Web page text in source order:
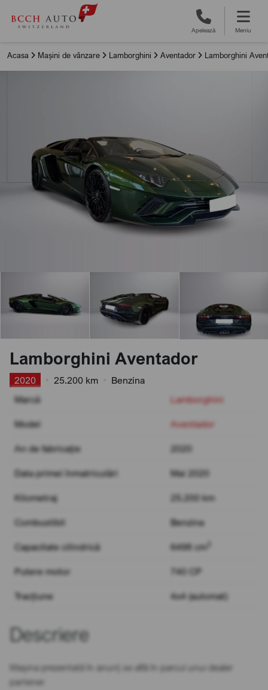
Apelează Meniu
Acasa Mașini de vânzare Lamborghini Aventador Lamborghini
Lamborghini Aventador
2020 25.200 km
Benzina
Marcă
Lamborghini
Model Aventador
An de fabricație 2020
Data primei înmatriculări Mai 2020
Kilometraj 25.200 km
Combustibil Benzina
Capacitate cilindrică 6498 cm
Putere motor 740 CP
Tracțiune 4x4 (automat)
Descriere
Mașina prezentată în anunț se află în parcul unui dealer
partener.